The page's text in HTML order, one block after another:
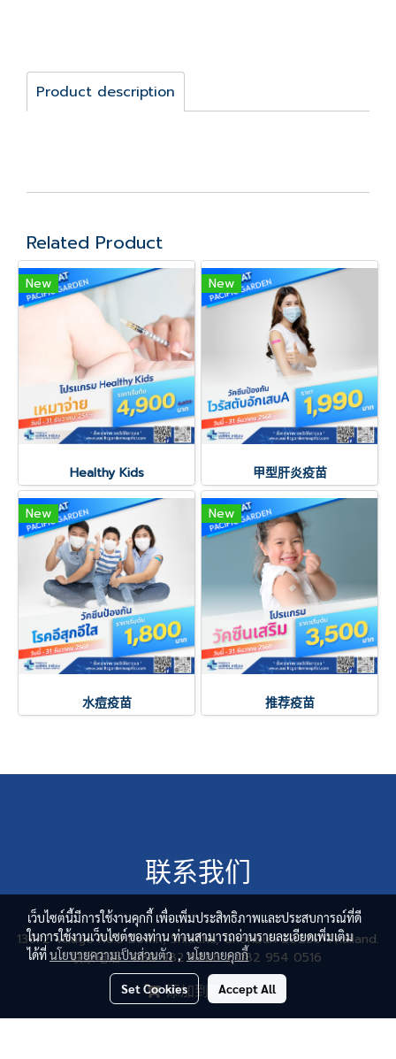
添加到购物车
Product description
Related Product
New
Healthy Kids
New
甲型肝炎疫苗
New
水痘疫苗
New
推荐疫苗
联系我们
136/2 Village No.3 Bowin, Sriracha, Chonburi 20230 Thailand.
联系电话 : 088 982 8286 / 082 954 0516
电子邮件 : pghmkt@gmail.com
เว็บไซต์นี้มีการใช้งานคุกกี้ เพื่อเพิ่มประสิทธิภาพและประสบการณ์ที่ดี
ในการใช้งานเว็บไซต์ของท่าน ท่านสามารถอ่านรายละเอียดเพิ่มเติม
ได้ที่นโยบายความเป็นส่วนตัว, นโยบายคุกกี้
Set Cookies Accept All